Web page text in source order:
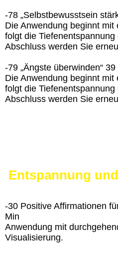
-78 „Selbstbewusstsein
Die Anwendung beginnt
folgt die
Abschluss werden Sie
-79 „Ängste überwinden“ 39
Die Anwendung beginnt
folgt die
Abschluss werden Sie
Entspannung
-30 Positive Affirmationen
Min
Anwendung mit
Visualisierung.